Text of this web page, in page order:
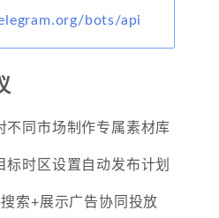
bots/api
不同市场制作专属素材库
标时区设置自动发布计划
索+展示广告协同投放